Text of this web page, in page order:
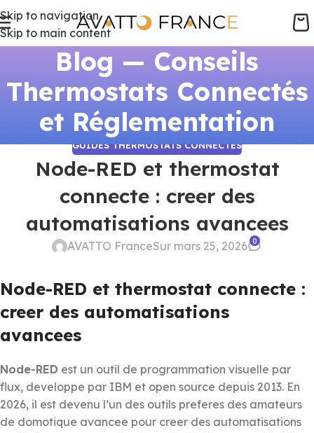
Skip to navigation
Skip to main content
Blog — Conseils
Thermostats Connectés
et Réglementation
GUIDES THERMOSTATS CONNECTÉS
Node-RED et thermostat
connecte : creer des
automatisations avancees
AVATTO FranceSur mars 25, 2026 0
Node-RED et thermostat connecte :
creer des automatisations
avancees
Node-RED est un outil de programmation visuelle par
flux, developpe par IBM et open source depuis 2013. En
2026, il est devenu l’un des outils preferes des amateurs
de domotique avancee pour creer des automatisations